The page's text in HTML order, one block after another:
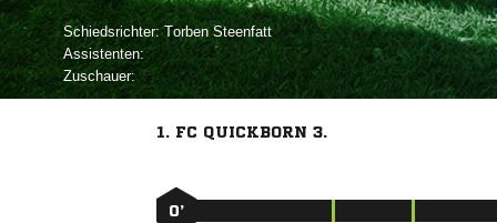
Schiedsrichter: 
Assistenten:
Zuschauer:
1. FC QUICKBORN 3.
0’